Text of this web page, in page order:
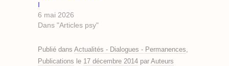
I
6 mai 2026
Dans "Articles psy"
Publié dans Actualités - Dialogues - Permanences,
Publications le 17 décembre 2014 par Auteurs